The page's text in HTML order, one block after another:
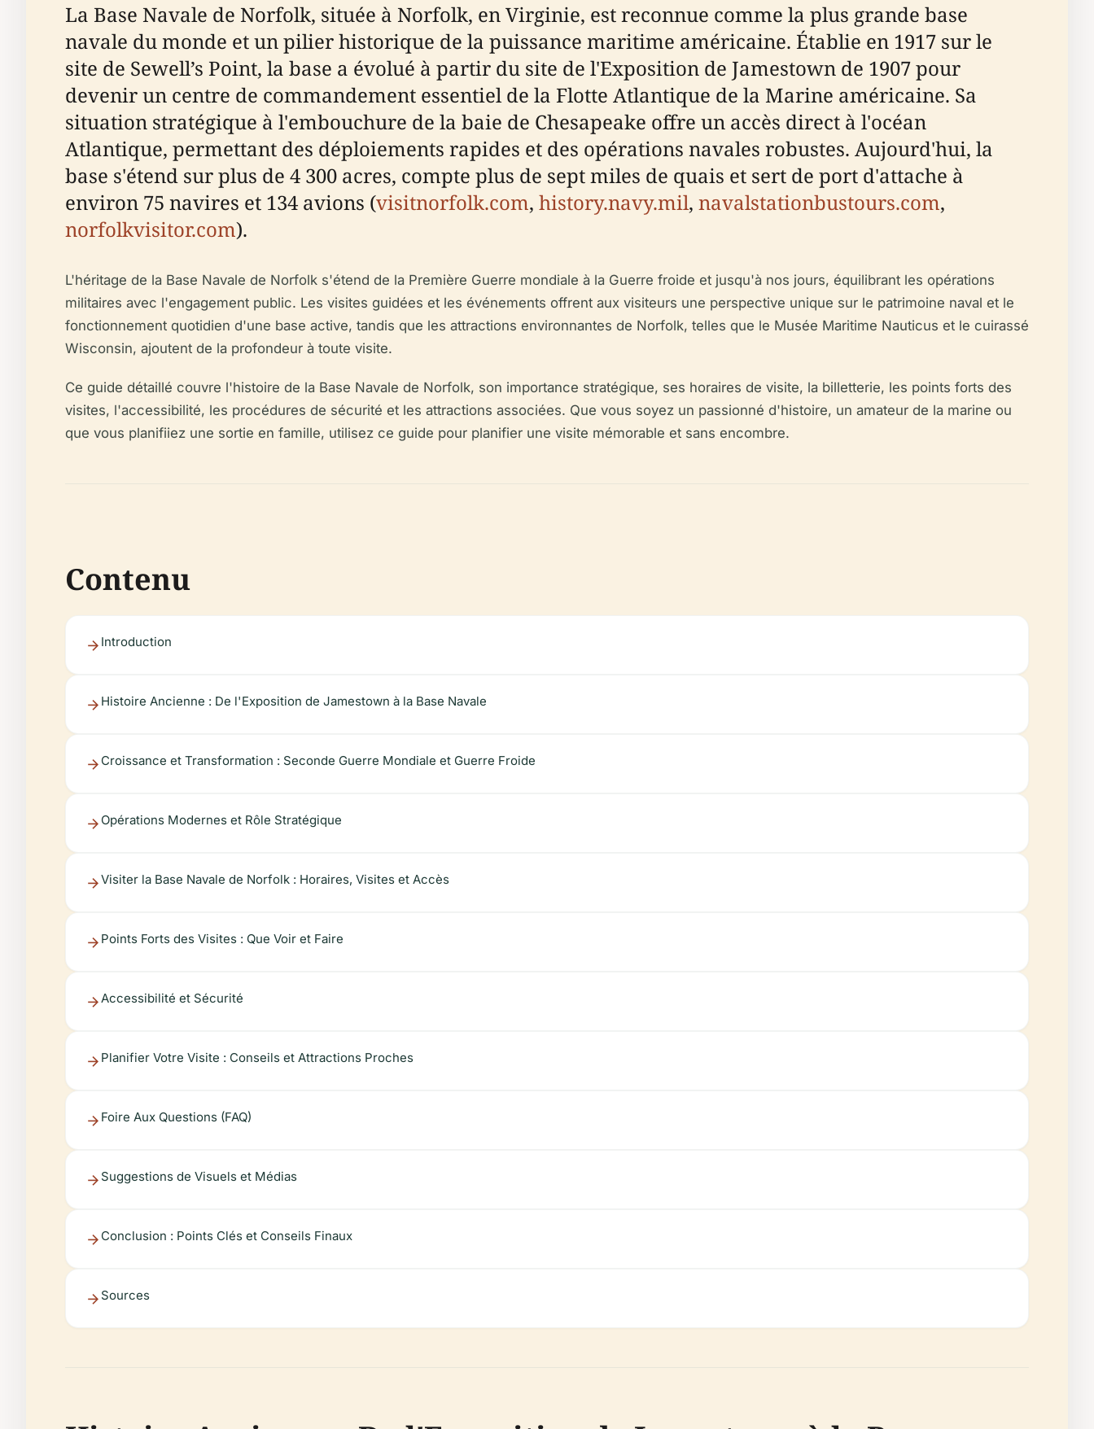
La Base Navale de Norfolk, située à Norfolk, en Virginie, est reconnue comme la plus grande base
navale du monde et un pilier historique de la puissance maritime américaine. Établie en 1917 sur le
site de Sewell’s Point, la base a évolué à partir du site de l'Exposition de Jamestown de 1907 pour
devenir un centre de commandement essentiel de la Flotte Atlantique de la Marine américaine. Sa
situation stratégique à l'embouchure de la baie de Chesapeake offre un accès direct à l'océan
Atlantique, permettant des déploiements rapides et des opérations navales robustes. Aujourd'hui, la
base s'étend sur plus de 4 300 acres, compte plus de sept miles de quais et sert de port d'attache à
environ 75 navires et 134 avions (visitnorfolk.com, history.navy.mil, navalstationbustours.com,
norfolkvisitor.com).
L'héritage de la Base Navale de Norfolk s'étend de la Première Guerre mondiale à la Guerre froide et jusqu'à nos jours, équilibrant les opérations
militaires avec l'engagement public. Les visites guidées et les événements offrent aux visiteurs une perspective unique sur le patrimoine naval et le
fonctionnement quotidien d'une base active, tandis que les attractions environnantes de Norfolk, telles que le Musée Maritime Nauticus et le cuirassé
Wisconsin, ajoutent de la profondeur à toute visite.
Ce guide détaillé couvre l'histoire de la Base Navale de Norfolk, son importance stratégique, ses horaires de visite, la billetterie, les points forts des
visites, l'accessibilité, les procédures de sécurité et les attractions associées. Que vous soyez un passionné d'histoire, un amateur de la marine ou
que vous planifiiez une sortie en famille, utilisez ce guide pour planifier une visite mémorable et sans encombre.
Contenu
Introduction
Histoire Ancienne : De l'Exposition de Jamestown à la Base Navale
Croissance et Transformation : Seconde Guerre Mondiale et Guerre Froide
Opérations Modernes et Rôle Stratégique
Visiter la Base Navale de Norfolk : Horaires, Visites et Accès
Points Forts des Visites : Que Voir et Faire
Accessibilité et Sécurité
Planifier Votre Visite : Conseils et Attractions Proches
Foire Aux Questions (FAQ)
Suggestions de Visuels et Médias
Conclusion : Points Clés et Conseils Finaux
Sources